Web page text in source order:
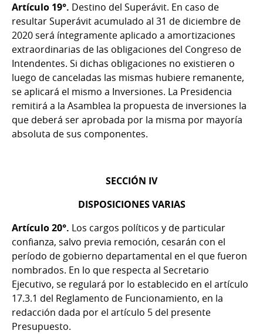
Artículo 19°. Destino del Superávit. En caso de
resultar Superávit acumulado al 31 de diciembre de
2020 será íntegramente aplicado a amortizaciones
extraordinarias de las obligaciones del Congreso de
Intendentes. Si dichas obligaciones no existieren o
luego de canceladas las mismas hubiere remanente,
se aplicará el mismo a Inversiones. La Presidencia
remitirá a la Asamblea la propuesta de inversiones la
que deberá ser aprobada por la misma por mayoría
absoluta de sus componentes.
SECCIÓN IV
DISPOSICIONES VARIAS
Artículo 20°. Los cargos políticos y de particular
confianza, salvo previa remoción, cesarán con el
período de gobierno departamental en el que fueron
nombrados. En lo que respecta al Secretario
Ejecutivo, se regulará por lo establecido en el artículo
17.3.1 del Reglamento de Funcionamiento, en la
redacción dada por el artículo 5 del presente
Presupuesto.